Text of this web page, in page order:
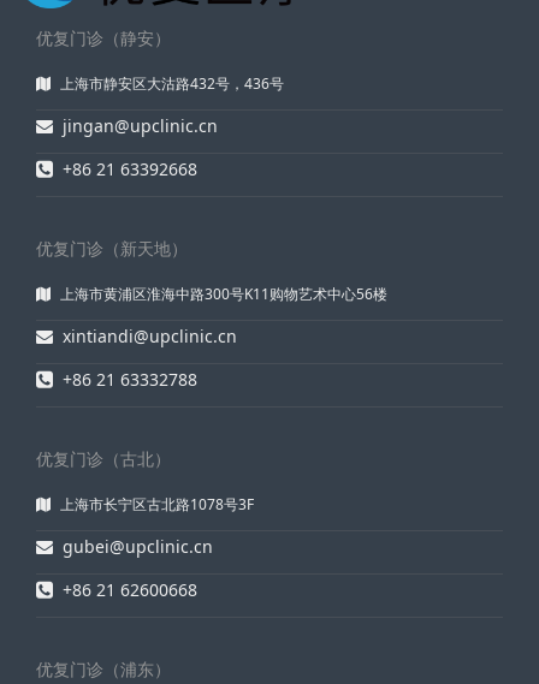
优复门诊（静安）
上海市静安区大沽路432号，436号
jingan@upclinic.cn
+86 21 63392668
优复门诊（新天地）
上海市黄浦区淮海中路300号K11购物艺术中心56楼
xintiandi@upclinic.cn
+86 21 63332788
优复门诊（古北）
上海市长宁区古北路1078号3F
gubei@upclinic.cn
+86 21 62600668
优复门诊（浦东）